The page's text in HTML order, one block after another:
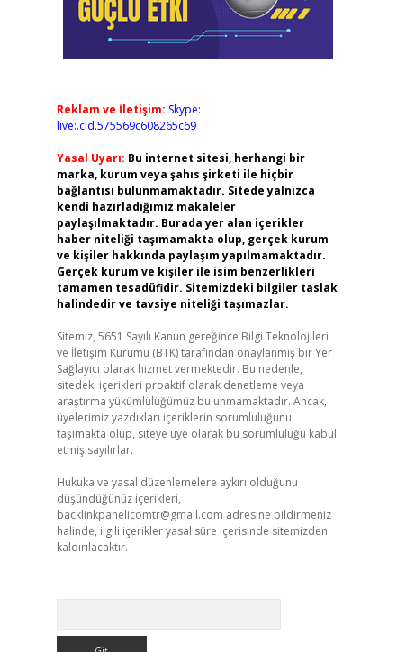
Reklam ve İletişim: Skype:
live:.cid.575569c608265c69
Yasal Uyarı: Bu internet sitesi, herhangi bir
marka, kurum veya şahıs şirketi ile hiçbir
bağlantısı bulunmamaktadır. Sitede yalnızca
kendi hazırladığımız makaleler
paylaşılmaktadır. Burada yer alan içerikler
haber niteliği taşımamakta olup, gerçek kurum
ve kişiler hakkında paylaşım yapılmamaktadır.
Gerçek kurum ve kişiler ile isim benzerlikleri
tamamen tesadüfidir. Sitemizdeki bilgiler taslak
halindedir ve tavsiye niteliği taşımazlar.
Sitemiz, 5651 Sayılı Kanun gereğince Bilgi Teknolojileri
ve İletişim Kurumu (BTK) tarafından onaylanmış bir Yer
Sağlayıcı olarak hizmet vermektedir. Bu nedenle,
sitedeki içerikleri proaktif olarak denetleme veya
araştırma yükümlülüğümüz bulunmamaktadır. Ancak,
üyelerimiz yazdıkları içeriklerin sorumluluğunu
taşımakta olup, siteye üye olarak bu sorumluluğu kabul
etmiş sayılırlar.
Hukuka ve yasal düzenlemelere aykırı olduğunu
düşündüğünüz içerikleri,
backlinkpanelicomtr@gmail.com adresine bildirmeniz
halinde, ilgili içerikler yasal süre içerisinde sitemizden
kaldırılacaktır.